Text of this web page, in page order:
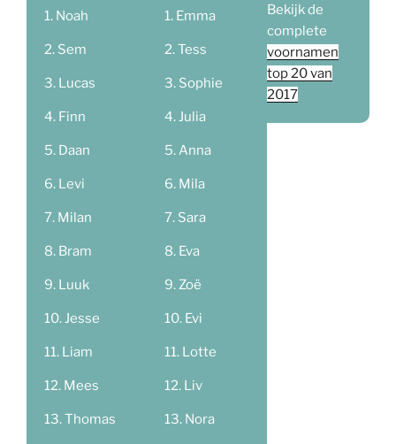
Noah
Sem
Lucas
Finn
Daan
Levi
Milan
Bram
Luuk
Jesse
Liam
Mees
Thomas
Emma
Tess
Sophie
Julia
Anna
Mila
Sara
Eva
Zoë
Evi
Lotte
Liv
Nora
Bekijk de
complete
voornamen
top 20 van
2017